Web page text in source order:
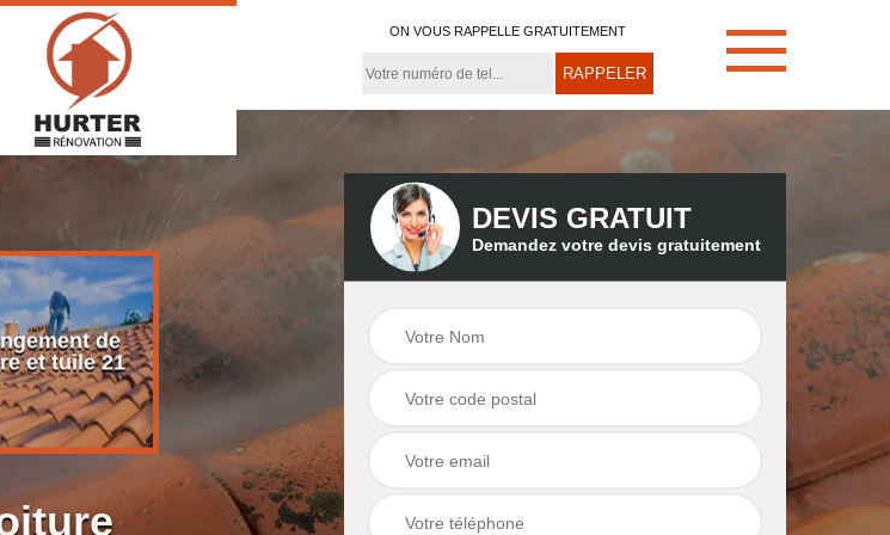
ON VOUS RAPPELLE GRATUITEMENT
de
et tuile 21
Démoussage de
toiture 21
Couvreur zingueur
DEVIS GRATUIT
Demandez votre devis gratuitement